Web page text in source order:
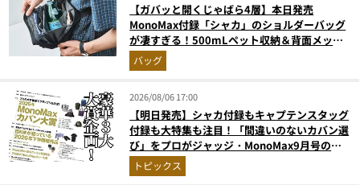
【ガバッと開くじゃばら4層】本日発売
MonoMax付録「シャカ」のショルダーバッグ
が凄すぎる！500mLペット収納＆背面メッシ
ュでベタつかない
バッグ
2026/08/06 17:00
【明日発売】シャカ付録もキャプテンスタッグ
付録も大特集も注目！「間違いのないカバン選
び」をプロがジャッジ・MonoMax9月号の目
次を公開
トピックス